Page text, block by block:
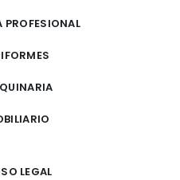
PROFESIONAL
LEGAL